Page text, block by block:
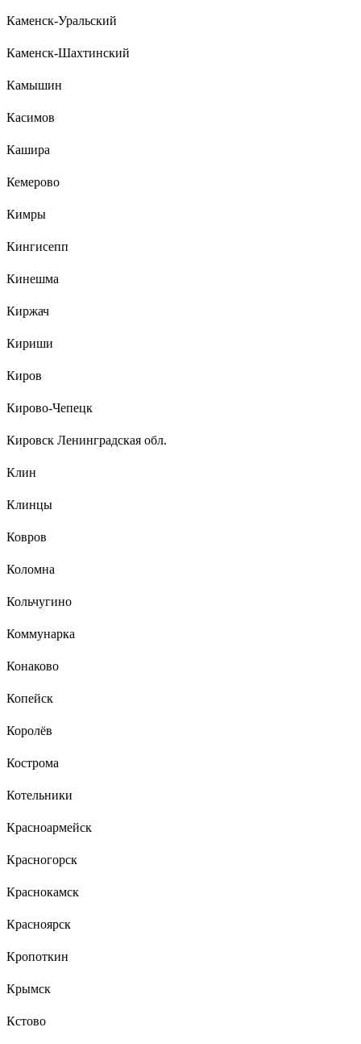
Каменск-Уральский
Каменск-Шахтинский
Камышин
Касимов
Кашира
Кемерово
Кимры
Кингисепп
Кинешма
Киржач
Кириши
Киров
Кирово-Чепецк
Кировск Ленинградская обл.
Клин
Клинцы
Ковров
Коломна
Кольчугино
Коммунарка
Конаково
Копейск
Королёв
Кострома
Котельники
Красноармейск
Красногорск
Краснокамск
Красноярск
Кропоткин
Крымск
Кстово